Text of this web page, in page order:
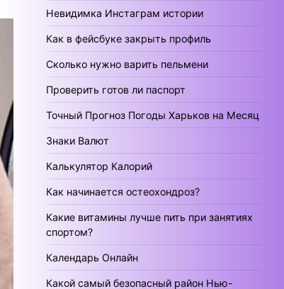
Невидимка Инстаграм истории
Как в фейсбуке закрыть профиль
Сколько нужно варить пельмени
Проверить готов ли паспорт
Точный Прогноз Погоды Харьков на Месяц
Знаки Валют
Калькулятор Калорий
Как начинается остеохондроз?
Какие витамины лучше пить при занятиях
спортом?
Календарь Онлайн
Какой самый безопасный район Нью-